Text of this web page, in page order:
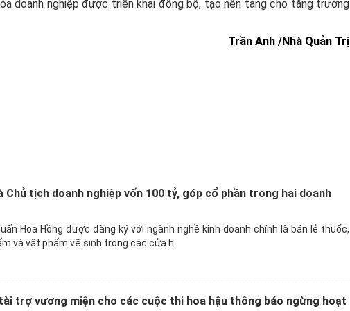
doanh nghiệp được triển khai đồng bộ, tạo nền tảng cho tăng trưởng
Trần Anh /Nhà Quản Trị
Chủ tịch doanh nghiệp vốn 100 tỷ, góp cổ phần trong hai doanh
Hoa Hồng được đăng ký với ngành nghề kinh doanh chính là bán lẻ thuốc,
và vật phẩm vệ sinh trong các cửa h..
trợ vương miện cho các cuộc thi hoa hậu thông báo ngừng hoạt